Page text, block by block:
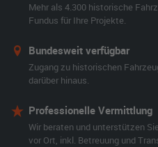
Mehr als 4.300 historische
Fundus für Ihre Projekte.
Bundesweit verfügbar
Zugang zu historischen
darüber hinaus.
Professionelle Vermittlung
Wir beraten und unterstützen
vor Ort, inkl. Betreuung und